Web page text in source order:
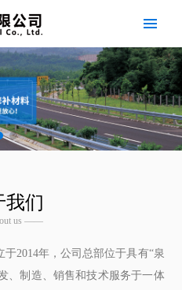
我们
us ——
2014年，公司总部位于具有“泉
、制造、销售和技术服务于一体